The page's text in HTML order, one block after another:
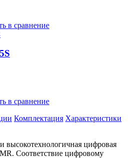
в сравнение
в сравнение
Комплектация Характеристики
высокотехнологичная цифровая
Соответствие цифровому